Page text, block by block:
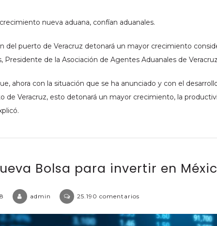
nueva aduana, confían aduanales.
del puerto de Veracruz detonará un mayor crecimiento
Presidente de la Asociación de Agentes Aduanales de
ahora con la situación que se ha anunciado y con el
de Veracruz, esto detonará un mayor crecimiento, la
Bolsa para invertir en
admin 25.190 comentarios